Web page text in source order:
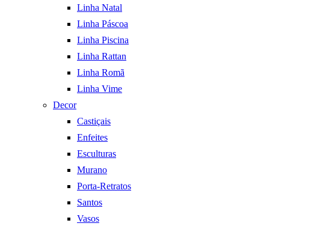
Linha Natal
Linha Páscoa
Linha Piscina
Linha Rattan
Linha Romã
Linha Vime
Decor
Castiçais
Enfeites
Esculturas
Murano
Porta-Retratos
Santos
Vasos